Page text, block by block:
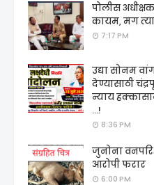
पोलीस
कायम, मग त्या
7:17 PM
उद्या सोनम
देण्यासाठी
न्याय
...!
8:36 PM
जुनोना
आरोपी फरार
6:00 PM